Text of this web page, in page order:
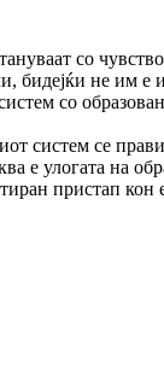
со
бидејќи не им е
со
систем се
е улогата на
пристап кон